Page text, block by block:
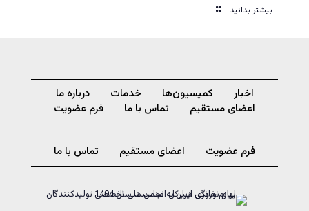
بیشتر بدانید
اخبار کمیسیون‌ها خدمات
درباره ما
اعضای مستقیم
تماس با ما فرم عضویت
فرم عضویت اعضای مستقیم تماس با ما